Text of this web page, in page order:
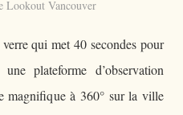
Lookout Vancouver
qui met 40 secondes pour
plateforme d’observation
magnifique à 360° sur la ville